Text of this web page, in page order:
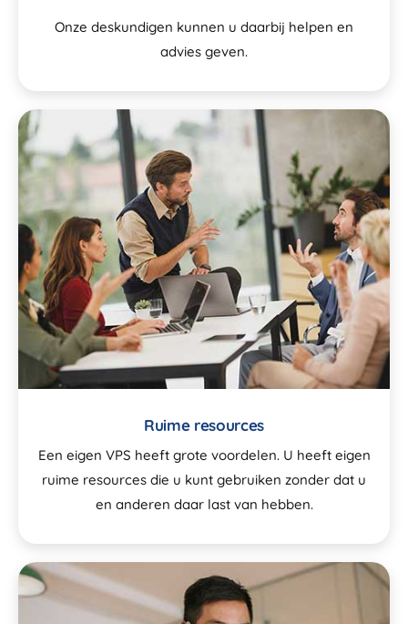
Onze deskundigen kunnen u daarbij helpen en
advies geven.
Ruime resources
Een eigen VPS heeft grote voordelen. U heeft eigen
ruime resources die u kunt gebruiken zonder dat u
en anderen daar last van hebben.